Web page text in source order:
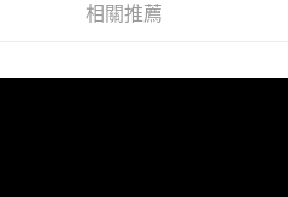
相關推薦